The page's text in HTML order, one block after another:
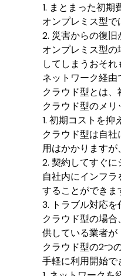
1. まとまった初期
オンプレミス型で
2. 災害からの復旧
オンプレミス型
してしまうおそれ
ネットワーク経
クラウド型とは
クラウド型のメリ
1. 初期コストを抑
クラウド型は自
用はかかりますが
2. 契約してすぐ
自社内にインフ
することができま
3. トラブル対応を
クラウド型の場
供している業者が
クラウド型の2つ
手軽に利用開始で